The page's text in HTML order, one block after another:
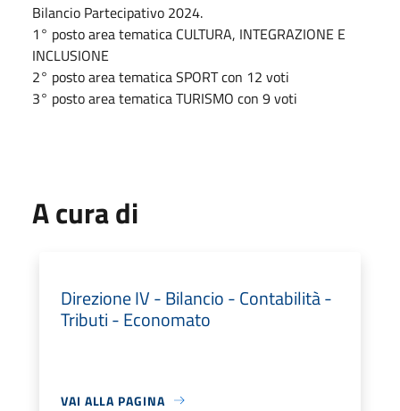
Bilancio Partecipativo 2024.
1° posto area tematica CULTURA, INTEGRAZIONE E
INCLUSIONE
2° posto area tematica SPORT con 12 voti
3° posto area tematica TURISMO con 9 voti
A cura di
Direzione IV - Bilancio - Contabilità -
Tributi - Economato
VAI ALLA PAGINA